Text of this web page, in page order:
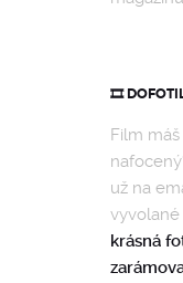
🎞️
Film
už na
krásná